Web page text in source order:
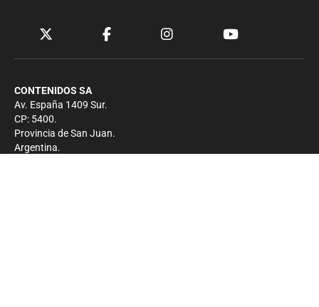
CONTENIDOS SA
Av. España 1409 Sur.
CP: 5400.
Provincia de San Juan.
Argentina.